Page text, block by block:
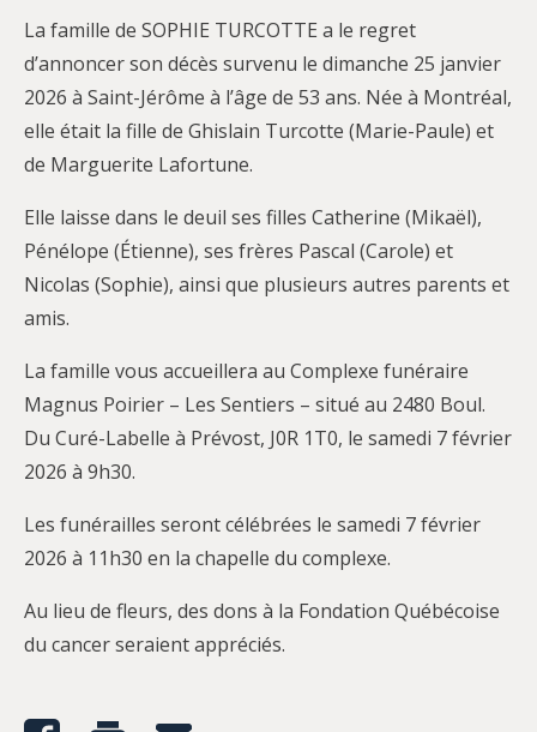
La famille de SOPHIE TURCOTTE a le regret
d’annoncer son décès survenu le dimanche 25 janvier
2026 à Saint-Jérôme à l’âge de 53 ans. Née à Montréal,
elle était la fille de Ghislain Turcotte (Marie-Paule) et
de Marguerite Lafortune.
Elle laisse dans le deuil ses filles Catherine (Mikaël),
Pénélope (Étienne), ses frères Pascal (Carole) et
Nicolas (Sophie), ainsi que plusieurs autres parents et
amis.
La famille vous accueillera au Complexe funéraire
Magnus Poirier – Les Sentiers – situé au 2480 Boul.
Du Curé-Labelle à Prévost, J0R 1T0, le samedi 7 février
2026 à 9h30.
Les funérailles seront célébrées le samedi 7 février
2026 à 11h30 en la chapelle du complexe.
Au lieu de fleurs, des dons à la Fondation Québécoise
du cancer seraient appréciés.